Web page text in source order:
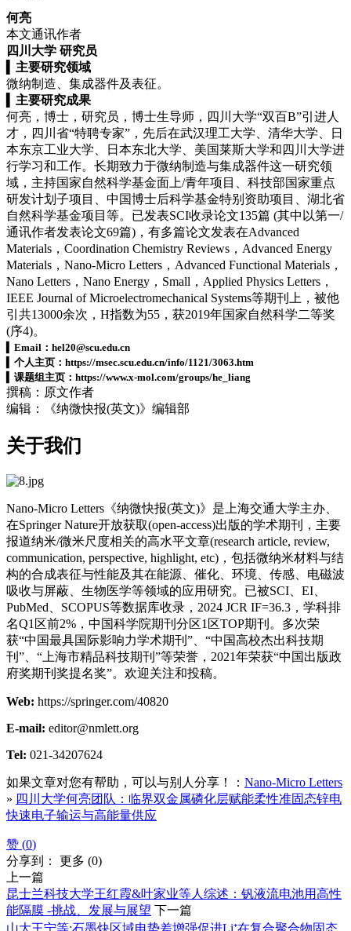
何亮
本文通讯作者
四川大学 研究员
主要研究领域
微纳制造、集成器件及表征。
主要研究成果
何亮，博士，研究员，博士生导师，四川大学“双百B”引进人
才，四川省“特聘专家”，先后在武汉理工大学、清华大学、日
本东京工业大学、日本东北大学、美国莱斯大学和四川大学进
行学习和工作。长期致力于微纳制造与集成器件这一研究领
域，主持国家自然科学基金面上/青年项目、科技部国家重点
研发计划子项目、中国博士后科学基金特别资助项目、湖北省
自然科学基金项目等。已发表SCI收录论文135篇 (其中以第一/
通讯作者发表论文69篇)，有多篇论文发表在Advanced
Materials，Coordination Chemistry Reviews，Advanced Energy
Materials，Nano-Micro Letters， Advanced Functional Materials ，
Nano Letters，Nano Energy，Small，Applied Physics Letters，
IEEE Journal of Microelectromechanical Systems等期刊上，被他
引共13000余次，H指数为55，获2019年国家自然科学二等奖
(序4)。
Email： hel20@scu.edu.cn
个人主页：https://msec.scu.edu.cn/info/1121/3063.htm
课题组主页：https://www.x-mol.com/groups/he_liang
撰稿：原文作者
编辑：《纳微快报(英文)》编辑部
关于我们
Nano-Micro Letters《纳微快报(英文)》是上海交通大学主办、
在Springer Nature开放获取(open-access)出版的学术期刊，主要
报道纳米/微米尺度相关的高水平文章(research article, review,
communication, perspective, highlight, etc)，包括微纳米材料与结
构的合成表征与性能及其在能源、催化、环境、传感、电磁波
吸收与屏蔽、生物医学等领域的应用研究。已被SCI、EI、
PubMed、SCOPUS等数据库收录，2024 JCR IF=36.3，学科排
名Q1区前2%，中国科学院期刊分区1区TOP期刊。多次荣
获“中国最具国际影响力学术期刊”、“中国高校杰出科技期
刊”、“上海市精品科技期刊”等荣誉，2021年荣获“中国出版政
府奖期刊奖提名奖”。欢迎关注和投稿。
Web: https://springer.com/40820
E-mail: editor@nmlett.org
Tel: 021-34207624
如果文章对您有帮助，可以与别人分享！： Nano-Micro Letters
» 四川大学何亮团队：临界双金属磷化层赋能柔性准固态锌电
快速电子输运与高能量供应
赞 (0)
分享到： 更多 (0)
上一篇
昆士兰科技大学王红霞&叶家业等人综述：钒液流电池用高性
能隔膜 -挑战、发展与展望 下一篇
山大王宁等:石墨炔区域电势差增强促进Li⁺在复合聚合物固态